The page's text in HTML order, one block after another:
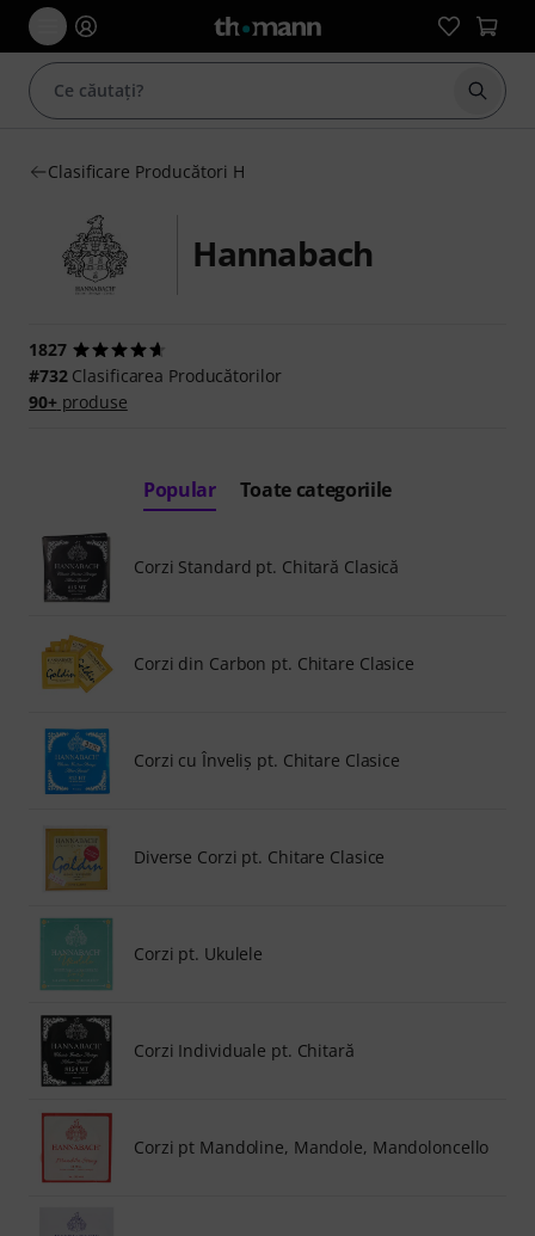
Clasificare Producători H
Hannabach
1827
#732Clasificarea Producătorilor
90+produse
Popular Toate categoriile
Corzi Standard pt. Chitară Clasică
Corzi din Carbon pt. Chitare Clasice
Corzi cu Înveliş pt. Chitare Clasice
Diverse Corzi pt. Chitare Clasice
Corzi pt. Ukulele
Corzi Individuale pt. Chitară
Corzi pt Mandoline, Mandole, Mandoloncello